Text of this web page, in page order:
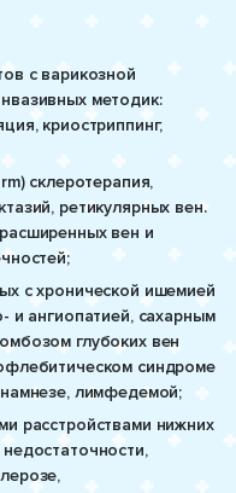
с варикозной
методик:
криостриппинг,
склеротерапия,
ретикулярных вен.
вен и
с хронической ишемией
и ангиопатией, сахарным
глубоких вен
синдроме
лимфедемой;
расстройствами нижних